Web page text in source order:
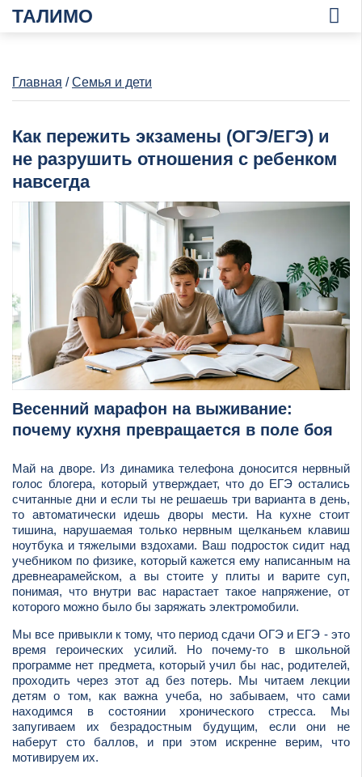
ТАЛИМО
Главная /Семья и дети
Как пережить экзамены (ОГЭ/ЕГЭ) и
не разрушить отношения с ребенком
навсегда
Весенний марафон на выживание:
почему кухня превращается в поле боя
Май на дворе. Из динамика телефона доносится нервный
голос блогера, который утверждает, что до ЕГЭ остались
считанные дни и если ты не решаешь три варианта в день,
то автоматически идешь дворы мести. На кухне стоит
тишина, нарушаемая только нервным щелканьем клавиш
ноутбука и тяжелыми вздохами. Ваш подросток сидит над
учебником по физике, который кажется ему написанным на
древнеарамейском, а вы стоите у плиты и варите суп,
понимая, что внутри вас нарастает такое напряжение, от
которого можно было бы заряжать электромобили.
Мы все привыкли к тому, что период сдачи ОГЭ и ЕГЭ - это
время героических усилий. Но почему-то в школьной
программе нет предмета, который учил бы нас, родителей,
проходить через этот ад без потерь. Мы читаем лекции
детям о том, как важна учеба, но забываем, что сами
находимся в состоянии хронического стресса. Мы
запугиваем их безрадостным будущим, если они не
наберут сто баллов, и при этом искренне верим, что
мотивируем их.